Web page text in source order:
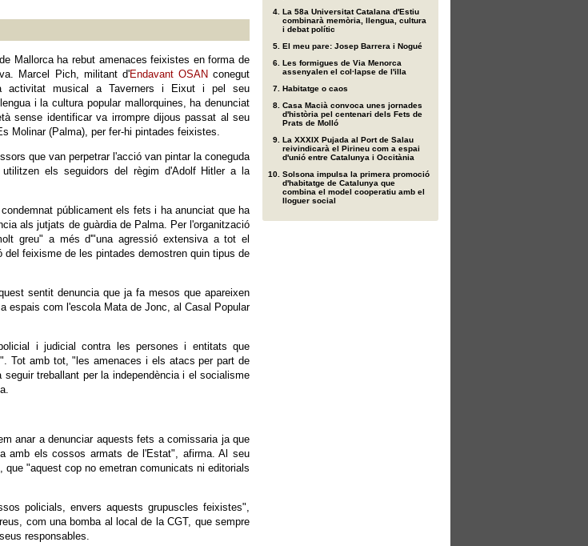
Mallorca ha rebut amenaces feixistes en forma de
Marcel Pich, militant d'Endavant OSAN conegut
activitat musical a Taverners i Eixut i pel seu
i la cultura popular mallorquines, ha denunciat
sense identificar va irrompre dijous passat al seu
Molinar (Palma), per fer-hi pintades feixistes.
que van perpetrar l'acció van pintar la coneguda
els seguidors del règim d'Adolf Hitler a la
públicament els fets i ha anunciat que ha
als jutjats de guàrdia de Palma. Per l'organització
greu" a més d'"una agressió extensiva a tot el
feixisme de les pintades demostren quin tipus de
sentit denuncia que ja fa mesos que apareixen
espais com l'escola Mata de Jonc, al Casal Popular
i judicial contra les persones i entitats que
Tot amb tot, "les amenaces i els atacs per part de
treballant per la independència i el socialisme
anar a denunciar aquests fets a comissaria ja que
amb els cossos armats de l'Estat", afirma. Al seu
"aquest cop no emetran comunicats ni editorials
policials, envers aquests grupuscles feixistes",
com una bomba al local de la CGT, que sempre
responsables.
La 58a Universitat Catalana d'Estiu
combinarà memòria, llengua, cultura
i debat polític
El meu pare: Josep Barrera i Nogué
Les formigues de Via Menorca
assenyalen el col·lapse de l'illa
Habitatge o caos
Casa Macià convoca unes jornades
d'història pel centenari dels Fets de
Prats de Molló
La XXXIX Pujada al Port de Salau
reivindicarà el Pirineu com a espai
d'unió entre Catalunya i Occitània
Solsona impulsa la primera promoció
d'habitatge de Catalunya que
combina el model cooperatiu amb el
lloguer social